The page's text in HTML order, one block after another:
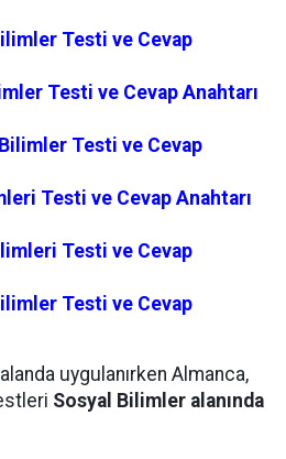
Testi ve Cevap
Testi ve Cevap Anahtarı
Testi ve Cevap
Testi ve Cevap Anahtarı
Testi ve Cevap
Testi ve Cevap
uygulanırken Almanca,
Sosyal Bilimler alanında